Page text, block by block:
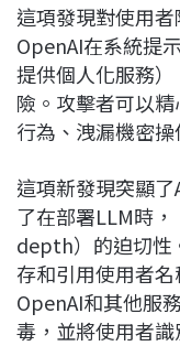
這項發現對使用者
OpenAI在系統提
提供個人化服務
險。攻擊者可以
行為、洩漏機密
這項新發現突顯
了在部署LLM時
depth）的迫切性
存和引用使用者
OpenAI和其他服
毒，並將使用者